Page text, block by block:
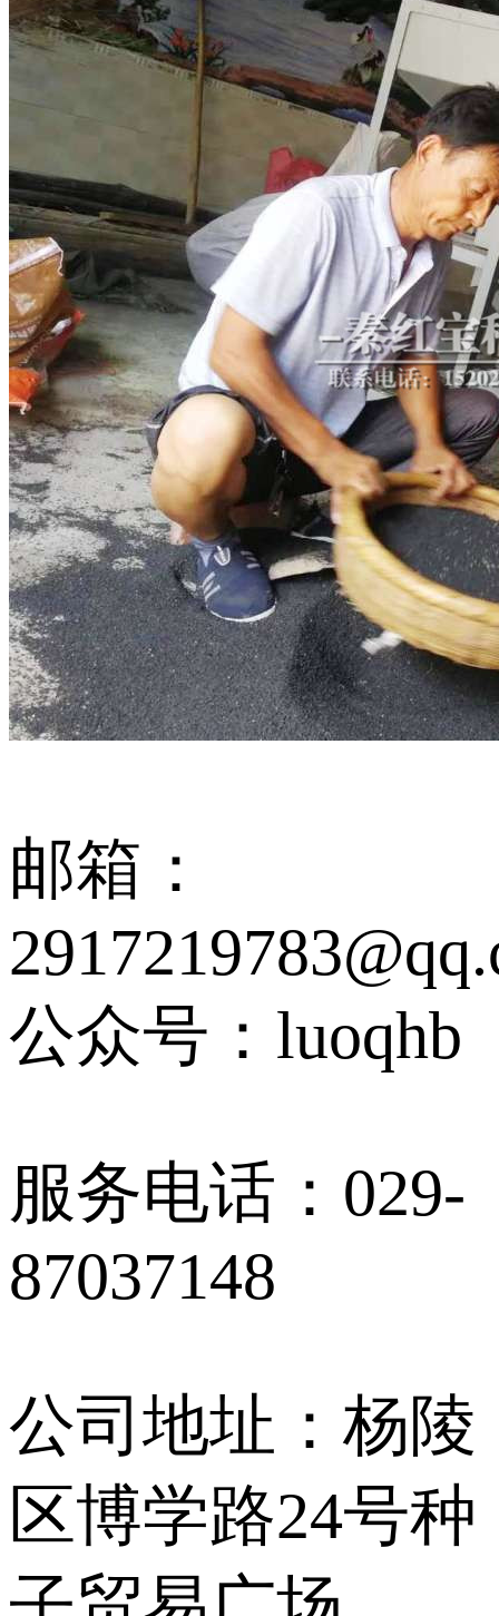
邮箱：
公众号：luoqhb
服务电话：029-
87037148
公司地址：杨陵
区博学路24号种